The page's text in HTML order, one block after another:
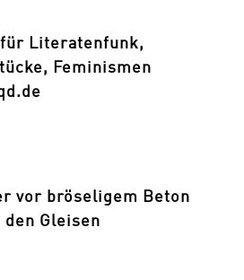
für Literatenfunk,
Feminismen
vor bröseligem Beton
den Gleisen